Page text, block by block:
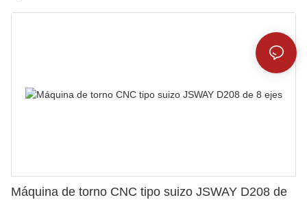
Máquina de torno CNC tipo suizo JSWAY D208 de